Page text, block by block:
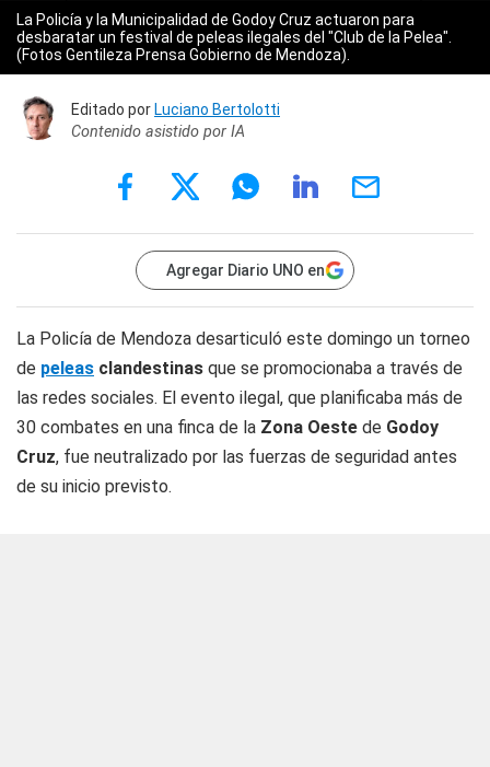
La Policía y la Municipalidad de Godoy Cruz actuaron para
desbaratar un festival de peleas ilegales del "Club de la Pelea".
(Fotos Gentileza Prensa Gobierno de Mendoza).
Editado porLuciano Bertolotti
Contenido asistido por IA
Agregar Diario UNO en
La Policía de Mendoza desarticuló este domingo un torneo
de peleas clandestinas que se promocionaba a través de
las redes sociales. El evento ilegal, que planificaba más de
30 combates en una finca de la Zona Oeste de Godoy
Cruz, fue neutralizado por las fuerzas de seguridad antes
de su inicio previsto.